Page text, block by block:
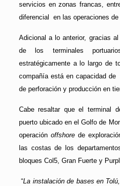
servicios en zonas francas,
diferencial en las operaciones
Adicional a lo anterior, gracias
de los terminales
estratégicamente a lo largo de
compañía está en capacidad de
de perforación y producción en
Cabe resaltar que el terminal
puerto ubicado en el Golfo de
operación offshorede
las costas de los
bloques Col5, Gran Fuerte y
“La instalación de bases en